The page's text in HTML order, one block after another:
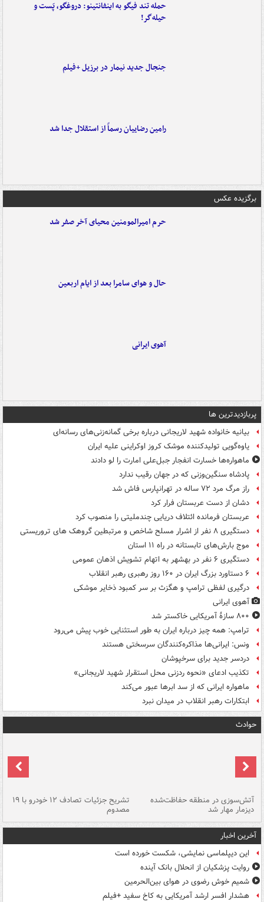
حمله تند فیگو به اینفانتینو: دروغگو، پَست‌ و
حیله‌گر!
جنجال جدید نیمار در برزیل +فیلم
رامین رضاییان رسماً از استقلال جدا شد
برگزیده عکس
حرم امیرالمومنین محیای آخر صفر شد
حال و هوای سامرا بعد از ایام اربعین
آهوی ایرانی
پربازدیدترین ها
بیانیه خانواده شهید لاریجانی درباره برخی گمانه‌زنی‌های رسانه‌ای
یاوه‌گویی تولیدکننده موشک کروز اوکراینی علیه ایران
ماهواره‌ها خسارت انفجار جبل‌علی امارت را لو دادند
پادشاه سنگین‌وزنی که در جهان رقیب ندارد
راز مرگ مرد ۷۲ ساله در تهرانپارس فاش شد
دشان از دست عربستان فرار کرد
عربستان فرمانده ائتلاف دریایی چندملیتی را منصوب کرد
دستگیری ۸ نفر از اشرار مسلح شاخص و مرتبطین گروهک های تروریستی
موج بارش‌های تابستانه در راه ۱۱ استان
دستگیری ۶ نفر در بهشهر به اتهام تشویش اذهان عمومی
۶ دستاورد بزرگ ایران در ۱۶۰ روز رهبری رهبر انقلاب
درگیری لفظی ترامپ و هگزث بر سر کمبود ذخایر موشکی
آهوی ایرانی
۸۰۰ سازۀ آمریکایی خاکستر شد
ترامپ: همه چیز درباره ایران به طور استثنایی خوب پیش می‌رود
ونس: ایرانی‌ها مذاکره‌کنندگان سرسختی هستند
دردسر جدید برای سرخپوشان
تکذیب ادعای «نحوه ردزنی محل استقرار شهید لاریجانی»
ماهواره ایرانی که از سد ابرها عبور می‌کند
ابتکارات رهبر انقلاب در میدان نبرد
حوادث
آتش‌سوزی در منطقه حفاظت‌شده
دیزمار مهار شد
تشریح جزئیات تصادف ۱۲ خودرو با ۱۹
مصدوم
آخرین اخبار
این دیپلماسی نمایشی، شکست خورده است
روایت پزشکیان از انحلال بانک آینده
شمیم خوش رضوی در هوای بین‌الحرمین
هشدار افسر ارشد آمریکایی به کاخ سفید +فیلم